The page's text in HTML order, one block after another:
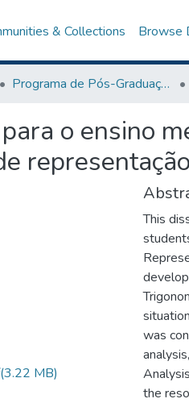
& Collections Browse
Programa de Pós-Graduação em Ensino
o ensino
(3.22 MB)
This
was
the